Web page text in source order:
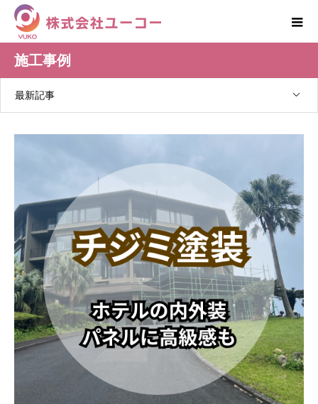
施工事例
最新記事